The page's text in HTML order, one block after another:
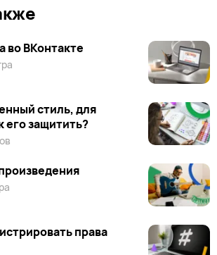
во ВКонтакте
стиль, для
его защитить?
права